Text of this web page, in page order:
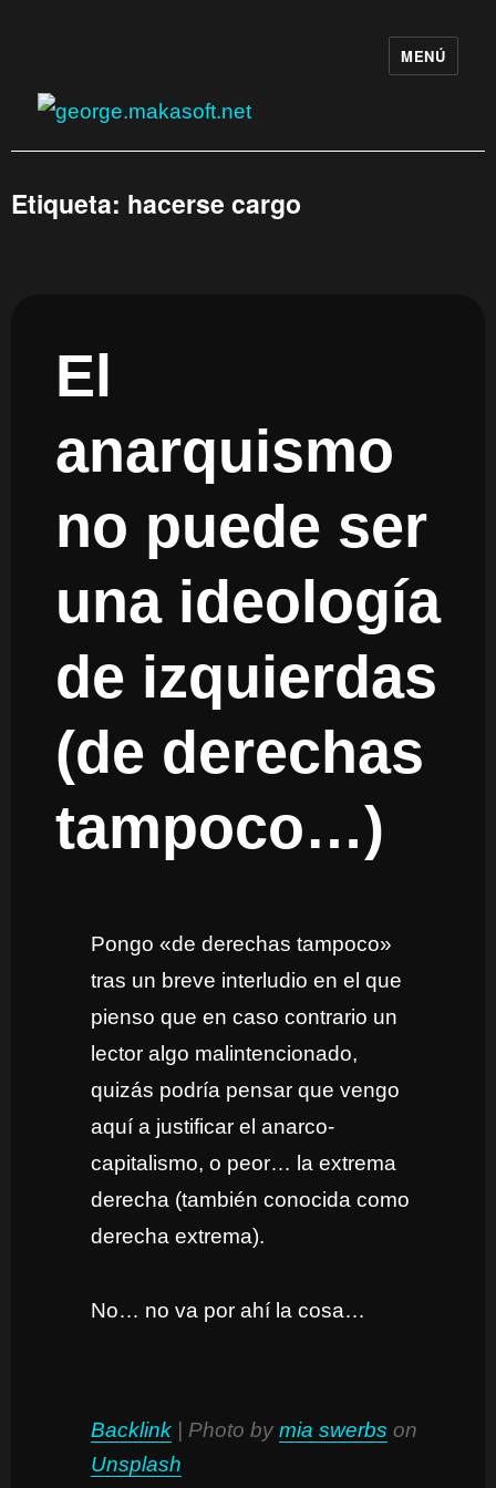
MENÚ
Etiqueta: hacerse cargo
El
anarquismo
no puede ser
una ideología
de izquierdas
(de derechas
tampoco…)
Pongo «de derechas tampoco»
tras un breve interludio en el que
pienso que en caso contrario un
lector algo malintencionado,
quizás podría pensar que vengo
aquí a justificar el anarco-
capitalismo, o peor… la extrema
derecha (también conocida como
derecha extrema).
No… no va por ahí la cosa…
Backlink | Photo bymia swerbs on
Unsplash